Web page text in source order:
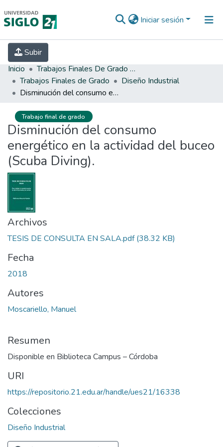
Iniciar sesión
Subir
INICIO EBOOK21
INVESTIGACIÓN
Inicio
Trabajos Finales De Grado Y Posgrado
Trabajos Finales de Grado
Diseño Industrial
Disminución del consumo energético en la actividad del buceo (Scuba Diving).
Trabajo final de grado
Disminución del consumo
energético en la actividad del buceo
(Scuba Diving).
Archivos
TESIS DE CONSULTA EN SALA.pdf(38.32 KB)
Fecha
2018
Autores
Moscariello, Manuel
Resumen
Disponible en Biblioteca Campus – Córdoba
URI
https://repositorio.21.edu.ar/handle/ues21/16338
Colecciones
Diseño Industrial